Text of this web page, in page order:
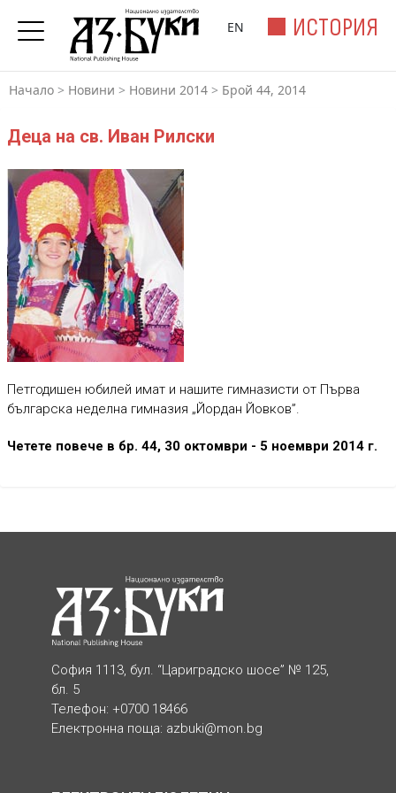
ИСТОРИЯ
EN
Начало > Новини > Новини 2014 > Брой 44, 2014
Деца на св. Иван Рилски
Петгодишен юбилей имат и нашите гимназисти от Първа
българска неделна гимназия „Йордан Йовков”.
Четете повече в бр. 44, 30 октомври - 5 ноември 2014 г.
София 1113, бул. “Цариградско шосе” № 125,
бл. 5
Телефон: +0700 18466
Електронна поща: azbuki@mon.bg